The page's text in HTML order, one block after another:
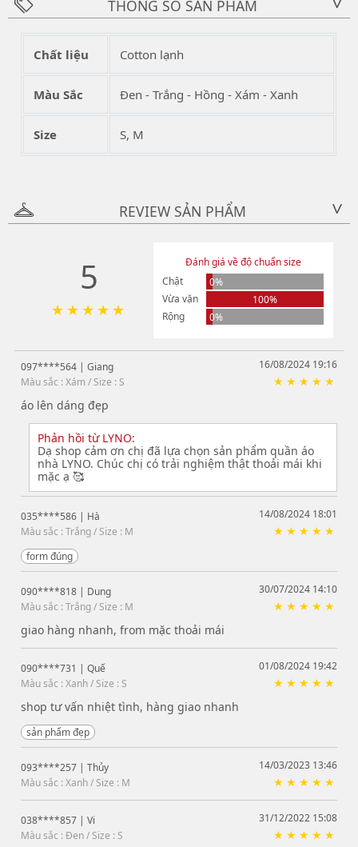
THÔNG SỐ SẢN PHẨM >
Chất liệu Cotton lạnh
Màu Sắc Đen - Trắng - Hồng - Xám - Xanh
Size S, M
REVIEW SẢN PHẨM >
5
Đánh giá về độ chuẩn size
Chật
0%
Vừa vặn
100%
Rộng
0%
097****564 | Giang
16/08/2024 19:16
Màu sắc : Xám / Size : S
áo lên dáng đẹp
Phản hồi từ LYNO:
Dạ shop cảm ơn chị đã lựa chọn sản phẩm quần áo
nhà LYNO. Chúc chị có trải nghiệm thật thoải mái khi
mặc ạ 🥰
035****586 | Hà
14/08/2024 18:01
Màu sắc : Trắng / Size : M
form đúng
090****818 | Dung
30/07/2024 14:10
Màu sắc : Trắng / Size : M
giao hàng nhanh, from mặc thoải mái
090****731 | Quế
01/08/2024 19:42
Màu sắc : Xanh / Size : S
shop tư vấn nhiệt tình, hàng giao nhanh
sản phẩm đẹp
093****257 | Thủy
14/03/2023 13:46
Màu sắc : Xanh / Size : M
038****857 | Vi
31/12/2022 15:08
Màu sắc : Đen / Size : S